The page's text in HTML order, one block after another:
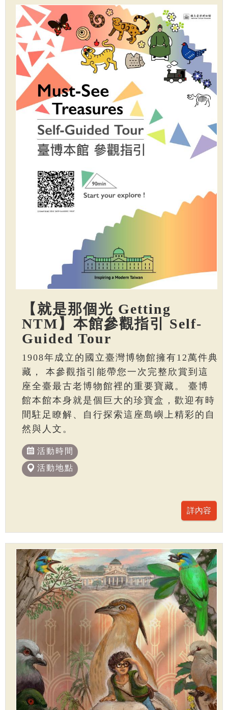
【就是那個光 Getting
NTM】本館參觀指引 Self-
Guided Tour
1908年成立的國立臺灣博物館擁有12萬件典
藏， 本參觀指引能帶您一次完整欣賞到這
座全臺最古老博物館裡的重要寶藏。 臺博
館本館本身就是個巨大的珍寶盒，歡迎有時
間駐足瞭解、自行探索這座島嶼上精彩的自
然與人文。
活動時間
活動地點